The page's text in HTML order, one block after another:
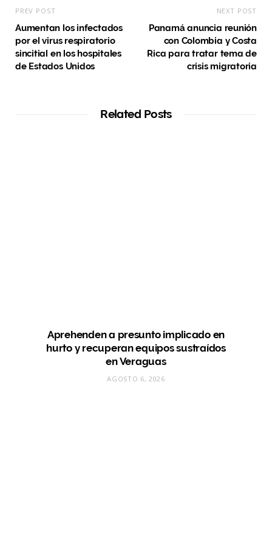
PREV POST
Aumentan los infectados
por el virus respiratorio
sincitial en los hospitales
de Estados Unidos
NEXT POST
Panamá anuncia reunión
con Colombia y Costa
Rica para tratar tema de
crisis migratoria
Related Posts
Aprehenden a presunto implicado en
hurto y recuperan equipos sustraídos
en Veraguas
AGOSTO 6, 2026